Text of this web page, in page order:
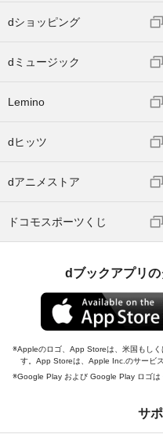
dショッピング
dミュージック
Lemino
dヒッツ
dアニメストア
ドコモスポーツくじ
dブックアプリ
Appleのロゴ、App Storeは、米国もし
す。App Storeは、Apple Inc.のサービス
Google Play および Google Play ロゴは
サ